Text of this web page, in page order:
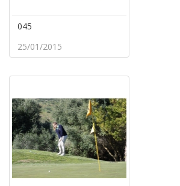
045
25/01/2015